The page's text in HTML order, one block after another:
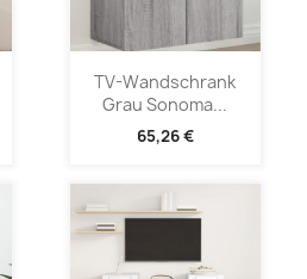
TV-Wandschrank
Grau Sonoma...
65,26 €